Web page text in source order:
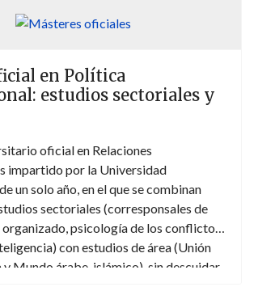
en Política
estudios sectoriales y
oficial en Relaciones
impartido por la Universidad
un solo año, en el que se combinan
sectoriales (corresponsales de
psicología de los conflictos,
con estudios de área (Unión
y Mundo árabe-islámico), sin descuidar